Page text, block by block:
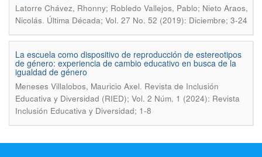
Latorre Chávez, Rhonny; Robledo Vallejos, Pablo; Nieto Araos,
Nicolás. Última Década; Vol. 27 No. 52 (2019): Diciembre; 3-24
La escuela como dispositivo de reproducción de estereotipos
de género: experiencia de cambio educativo en busca de la
igualdad de género
Meneses Villalobos, Mauricio Axel. Revista de Inclusión
Educativa y Diversidad (RIED); Vol. 2 Núm. 1 (2024): Revista
Inclusión Educativa y Diversidad; 1-8